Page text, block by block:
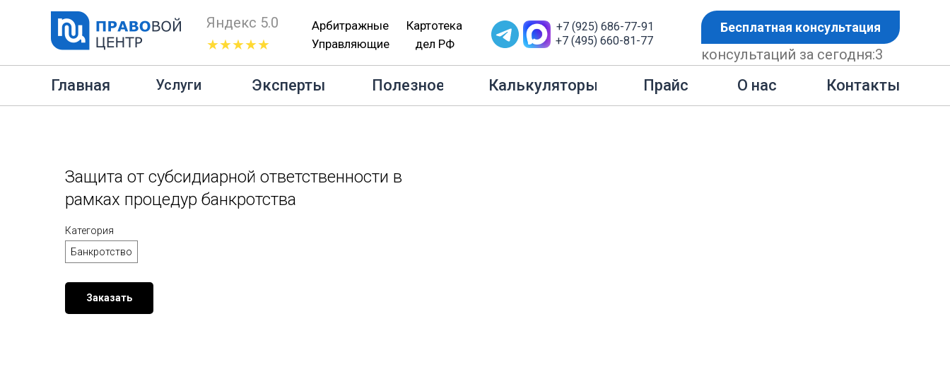
+7 (925) 686-77-91
+7 (495) 660-81-77
Эксперты О нас
Полезное
Главная Услуги Прайс
Калькуляторы Контакты
Арбитражные
Управляющие
Картотека
дел РФ
Бесплатная консультация
Яндекс 5.0
★★★★★
консультаций за сегодня:3
Защита от субсидиарной ответственности в
рамках процедур банкротства
Категория
Банкротство
Заказать